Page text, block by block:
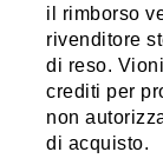
il rimborso
rivenditore
di reso.
crediti per
non
di acquisto.